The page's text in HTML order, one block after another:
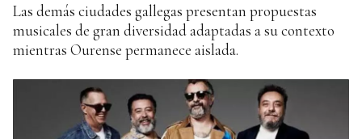
Las demás ciudades gallegas presentan propuestas
musicales de gran diversidad adaptadas a su contexto
mientras Ourense permanece aislada.